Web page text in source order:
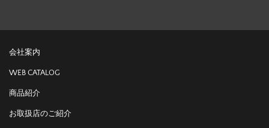
会社案内
WEB CATALOG
商品紹介
お取扱店のご紹介